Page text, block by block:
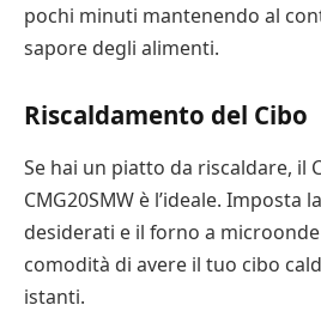
pochi minuti mantenendo al
sapore degli alimenti.
Riscaldamento del Cibo
Se hai un piatto da riscaldare, il
CMG20SMW è l’ideale. Imposta
desiderati e il forno a
comodità di avere il tuo cibo
istanti.